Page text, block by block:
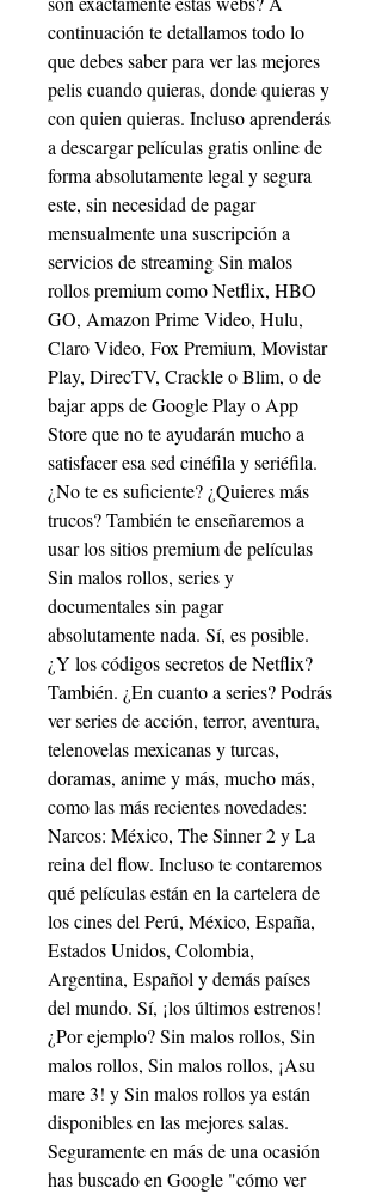
continuación te detallamos todo lo
que debes saber para ver las mejores
pelis cuando quieras, donde quieras y
con quien quieras. Incluso aprenderás
a descargar películas gratis online de
forma absolutamente legal y segura
este, sin necesidad de pagar
mensualmente una suscripción a
servicios de streaming Sin malos
rollos premium como Netflix, HBO
GO, Amazon Prime Video, Hulu,
Claro Video, Fox Premium, Movistar
Play, DirecTV, Crackle o Blim, o de
bajar apps de Google Play o App
Store que no te ayudarán mucho a
satisfacer esa sed cinéfila y seriéfila.
¿No te es suficiente? ¿Quieres más
trucos? También te enseñaremos a
usar los sitios premium de películas
Sin malos rollos, series y
documentales sin pagar
absolutamente nada. Sí, es posible.
¿Y los códigos secretos de Netflix?
También. ¿En cuanto a series? Podrás
ver series de acción, terror, aventura,
telenovelas mexicanas y turcas,
doramas, anime y más, mucho más,
como las más recientes novedades:
Narcos: México, The Sinner 2 y La
reina del flow. Incluso te contaremos
qué películas están en la cartelera de
los cines del Perú, México, España,
Estados Unidos, Colombia,
Argentina, Español y demás países
del mundo. Sí, ¡los últimos estrenos!
¿Por ejemplo? Sin malos rollos, Sin
malos rollos, Sin malos rollos, ¡Asu
mare 3! y Sin malos rollos ya están
disponibles en las mejores salas.
Seguramente en más de una ocasión
has buscado en Google "cómo ver